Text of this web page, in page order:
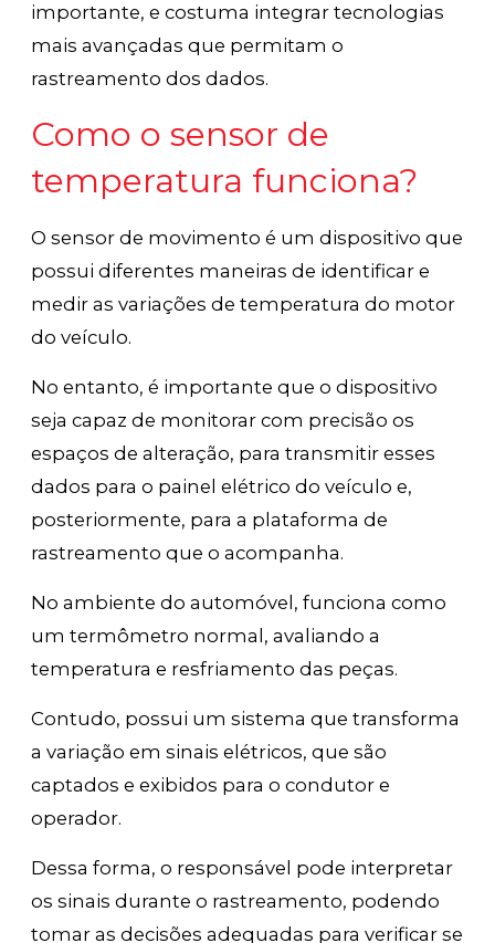
importante, e costuma integrar tecnologias
mais avançadas que permitam o
rastreamento dos dados.
Como o sensor de
temperatura funciona?
O sensor de movimento é um dispositivo que
possui diferentes maneiras de identificar e
medir as variações de temperatura do motor
do veículo.
No entanto, é importante que o dispositivo
seja capaz de monitorar com precisão os
espaços de alteração, para transmitir esses
dados para o painel elétrico do veículo e,
posteriormente, para a plataforma de
rastreamento que o acompanha.
No ambiente do automóvel, funciona como
um termômetro normal, avaliando a
temperatura e resfriamento das peças.
Contudo, possui um sistema que transforma
a variação em sinais elétricos, que são
captados e exibidos para o condutor e
operador.
Dessa forma, o responsável pode interpretar
os sinais durante o rastreamento, podendo
tomar as decisões adequadas para verificar se